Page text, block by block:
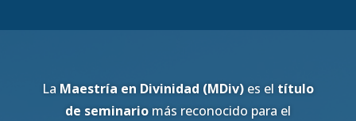
La Maestría en Divinidad (MDiv)es el título
de seminariomás reconocido para el